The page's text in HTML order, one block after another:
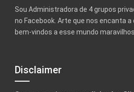
Sou Administradora de 4 grupos
no Facebook. Arte que nos encanta
bem-vindos a esse mundo
Disclaimer